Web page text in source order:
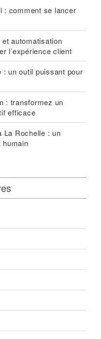
: comment se lancer
automatisation
l’expérience client
: un outil puissant pour
: transformez un
efficace
La Rochelle : un
humain